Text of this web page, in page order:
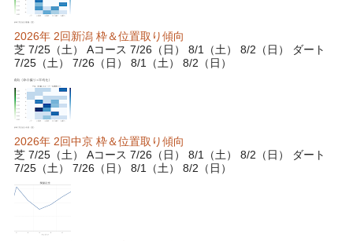
2026年 2回新潟 枠＆位置取り傾向
芝 7/25（土） Aコース 7/26（日） 8/1（土） 8/2（日） ダート
7/25（土） 7/26（日） 8/1（土） 8/2（日）
2026年 2回中京 枠＆位置取り傾向
芝 7/25（土） Aコース 7/26（日） 8/1（土） 8/2（日） ダート
7/25（土） 7/26（日） 8/1（土） 8/2（日）